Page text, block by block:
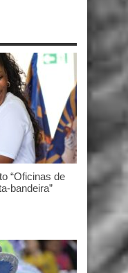
“Oficinas de
bandeira”